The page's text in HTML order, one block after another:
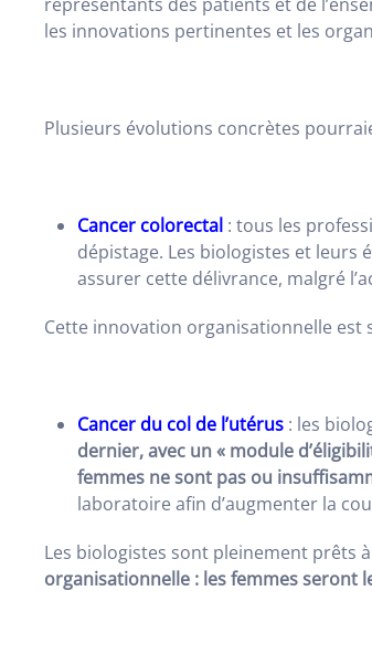
les innovations pertinentes et les
Plusieurs évolutions concrètes
Cancer colorectal : tous les
dépistage. Les biologistes et
assurer cette délivrance, malgré
Cette innovation organisationnelle
Cancer du col de l’utérus : les
dernier, avec un « module
femmes ne sont pas ou
laboratoire afin d’augmenter la
Les biologistes sont pleinement prêts
organisationnelle : les femmes seront